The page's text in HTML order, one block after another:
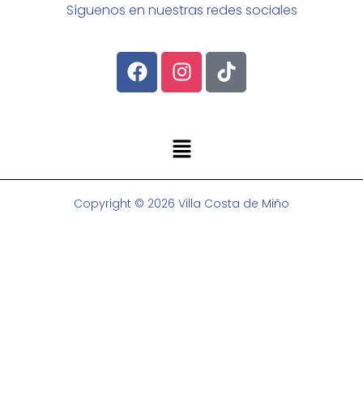
Síguenos en nuestras redes sociales
Copyright © 2026 Villa Costa de Miño